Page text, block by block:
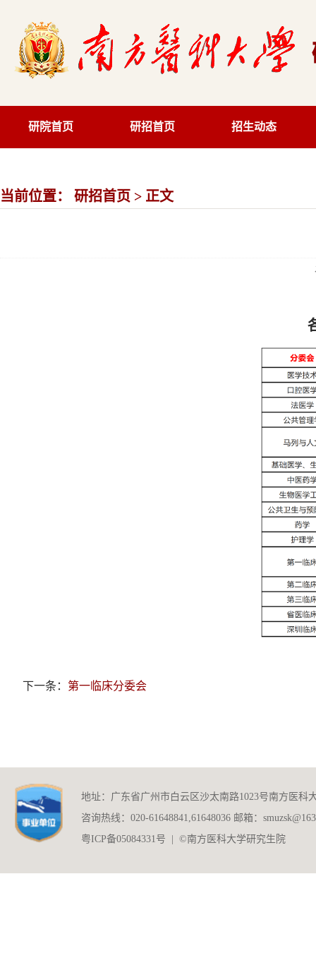
研院首页 研招首页 招生动态
当前位置： 研招首页 > 正文
下一条： 第一临床分委会
地址：广东省广州市白云区沙太南路1023号南方医科
咨询热线：020-61648841,61648036 邮箱：
粤ICP备05084331号 | ©南方医科大学研究生院